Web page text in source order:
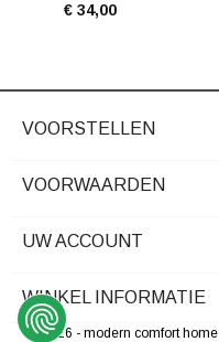
€ 34,00
VOORSTELLEN
VOORWAARDEN
UW ACCOUNT
WINKEL INFORMATIE
© 2026 - modern comfort home